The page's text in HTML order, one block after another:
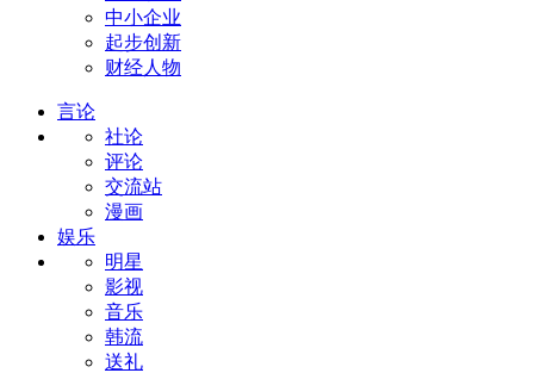
中小企业
起步创新
财经人物
言论
社论
评论
交流站
漫画
娱乐
明星
影视
音乐
韩流
送礼